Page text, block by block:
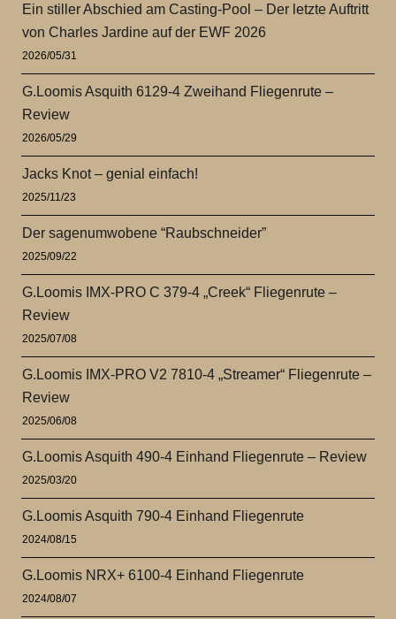
Ein stiller Abschied am Casting-Pool – Der letzte Auftritt
von Charles Jardine auf der EWF 2026
2026/05/31
G.Loomis Asquith 6129-4 Zweihand Fliegenrute –
Review
2026/05/29
Jacks Knot – genial einfach!
2025/11/23
Der sagenumwobene “Raubschneider”
2025/09/22
G.Loomis IMX-PRO C 379-4 „Creek“ Fliegenrute –
Review
2025/07/08
G.Loomis IMX-PRO V2 7810-4 „Streamer“ Fliegenrute –
Review
2025/06/08
G.Loomis Asquith 490-4 Einhand Fliegenrute – Review
2025/03/20
G.Loomis Asquith 790-4 Einhand Fliegenrute
2024/08/15
G.Loomis NRX+ 6100-4 Einhand Fliegenrute
2024/08/07